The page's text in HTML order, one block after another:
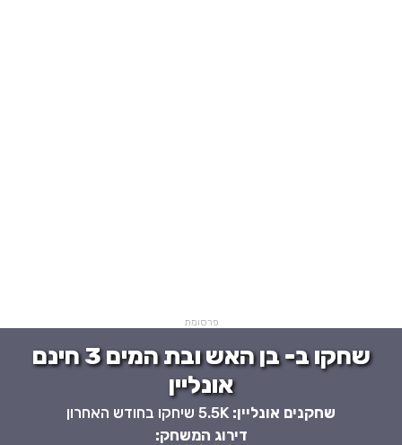
פרסומת
שחקו ב- בן האש ובת המים 3 חינם
אונליין
שחקנים אונליין: 5.5K שיחקו בחודש האחרון
דירוג המשחק: